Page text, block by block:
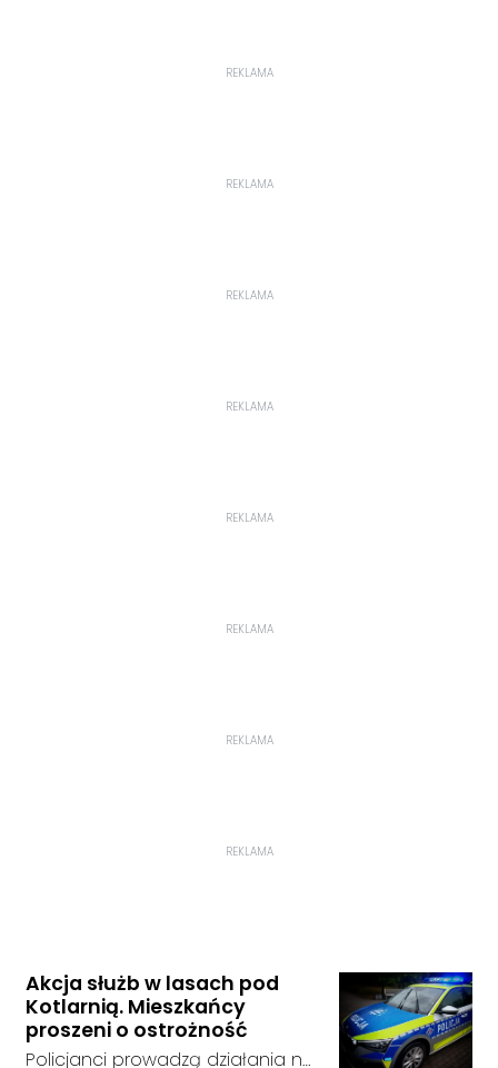
REKLAMA
REKLAMA
REKLAMA
REKLAMA
REKLAMA
REKLAMA
REKLAMA
REKLAMA
Akcja służb w lasach pod
Kotlarnią. Mieszkańcy
proszeni o ostrożność
Policjanci prowadzą działania na